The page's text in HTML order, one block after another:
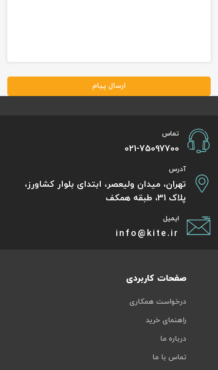
ارسال پیام
تماس
021-75097700
آدرس
تهران، میدان ولیعصر، ابتدای بلوار کشاورز،
پلاک 31، طبقه همکف
ایمیل
info@kite.ir
صفحات کاربردی
درخواست همکاری
راهنمای خرید
درباره ما
تماس با ما